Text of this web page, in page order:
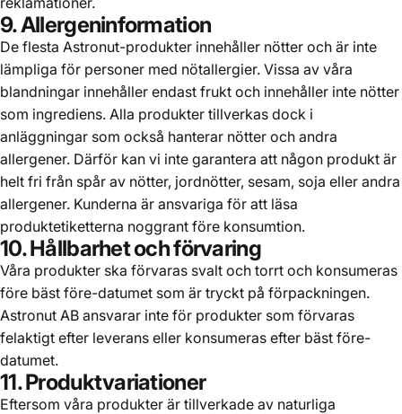
9. Allergeninformation
De flesta Astronut-produkter innehåller nötter och är inte
lämpliga för personer med nötallergier. Vissa av våra
blandningar innehåller endast frukt och innehåller inte nötter
som ingrediens. Alla produkter tillverkas dock i
anläggningar som också hanterar nötter och andra
allergener. Därför kan vi inte garantera att någon produkt är
helt fri från spår av nötter, jordnötter, sesam, soja eller andra
allergener. Kunderna är ansvariga för att läsa
produktetiketterna noggrant före konsumtion.
10. Hållbarhet och förvaring
Våra produkter ska förvaras svalt och torrt och konsumeras
före bäst före-datumet som är tryckt på förpackningen.
Astronut AB ansvarar inte för produkter som förvaras
felaktigt efter leverans eller konsumeras efter bäst före-
datumet.
11. Produktvariationer
Eftersom våra produkter är tillverkade av naturliga